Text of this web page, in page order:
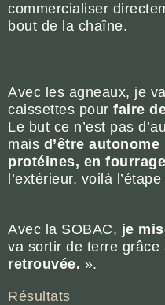
commercialiser
bout de la chaîne.
Avec les agneaux, je
caissettes pour faire
Le but ce n’est pas
mais d’être
protéines, en
l’extérieur, voilà
Avec la SOBAC, je
va sortir de terre grâce
retrouvée. ».
Résultats